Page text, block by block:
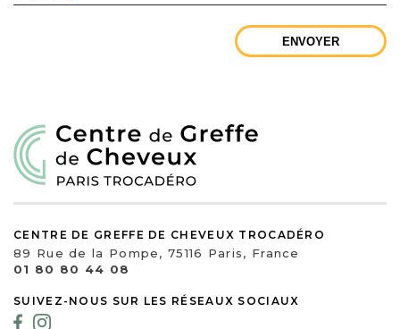
ENVOYER
CENTRE DE GREFFE DE CHEVEUX TROCADÉRO
89 Rue de la Pompe, 75116 Paris, France
01 80 80 44 08
SUIVEZ-NOUS SUR LES RÉSEAUX SOCIAUX